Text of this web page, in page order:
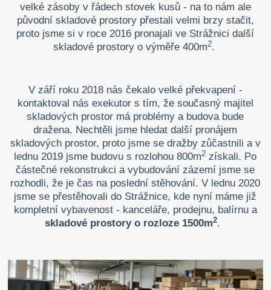
velké zásoby v řádech stovek kusů - na to nám ale
původní skladové prostory přestali velmi brzy stačit,
proto jsme si v roce 2016 pronajali ve Strážnici další
skladové prostory o výměře 400m2.
V září roku 2018 nás čekalo velké překvapení -
kontaktoval nás exekutor s tím, že současný majitel
skladových prostor má problémy a budova bude
dražena. Nechtěli jsme hledat další pronájem
skladových prostor, proto jsme se dražby zůčastnili a v
lednu 2019 jsme budovu s rozlohou 800m2 získali. Po
částečné rekonstrukci a vybudování zázemí jsme se
rozhodli, že je čas na poslední stěhování. V lednu 2020
jsme se přestěhovali do Strážnice, kde nyní máme již
kompletní vybavenost - kanceláře, prodejnu, balírnu a
skladové prostory o rozloze 1500m2.